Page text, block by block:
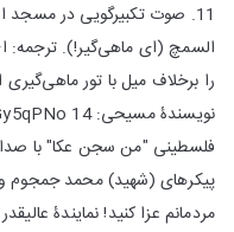
السمچ (ای ماهی‌گیر!). ترجمه:
فلسطینی "من سجن عكا" با
پیکرهای (شهید) محمد جمجوم و
مردمانم عزا کنید! نمایندۀ